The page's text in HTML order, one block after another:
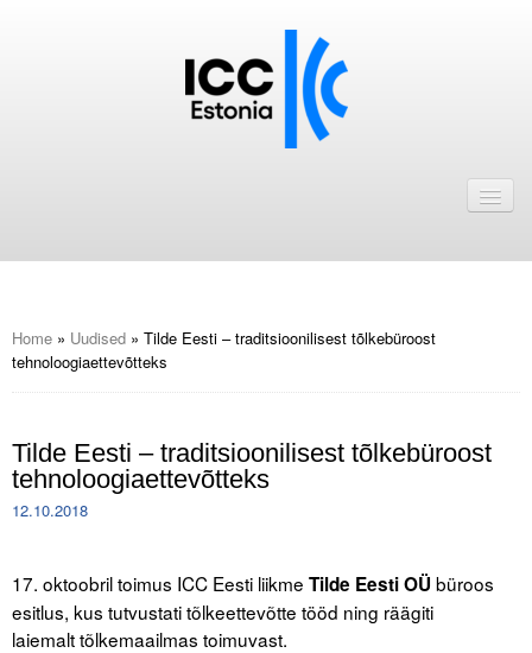
ICC Eesti liikmebaas
Kalender
Tegevused
Publikatsioonid
Home » Uudised » Tilde Eesti – traditsioonilisest tõlkebüroost
tehnoloogiaettevõtteks
Tilde Eesti – traditsioonilisest tõlkebüroost
tehnoloogiaettevõtteks
12.10.2018
17. oktoobril toimus ICC Eesti liikme Tilde Eesti OÜ büroos
esitlus, kus tutvustati tõlkeettevõtte tööd ning räägiti
laiemalt tõlkemaailmas toimuvast.